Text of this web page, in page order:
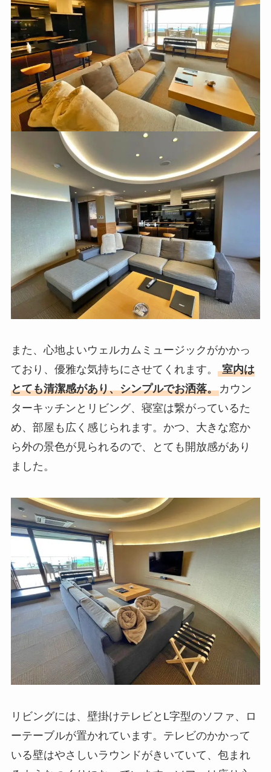
また、心地よいウェルカムミュージックがかかっ
ており、優雅な気持ちにさせてくれます。 室内は
とても清潔感があり、シンプルでお洒落。カウン
ターキッチンとリビング、寝室は繋がっているた
め、部屋も広く感じられます。かつ、大きな窓か
ら外の景色が見られるので、とても開放感があり
ました。
リビングには、壁掛けテレビとL字型のソファ、ロ
ーテーブルが置かれています。テレビのかかって
いる壁はやさしいラウンドがきいていて、包まれ